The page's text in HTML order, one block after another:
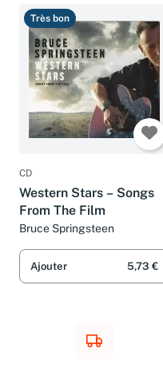
Très bon
CD
Western Stars – Songs
From The Film
Bruce Springsteen
Ajouter 5,73 €